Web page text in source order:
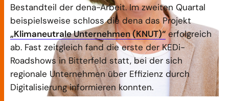
Bestandteil der dena-Arbeit. Im zweiten Quartal
beispielsweise schloss die dena das Projekt
„Klimaneutrale Unternehmen (KNUT)“erfolgreich
ab. Fast zeitgleich fand die erste der KEDi-
Roadshows in Bitterfeld statt, bei der sich
regionale Unternehmen über Effizienz durch
Digitalisierung informieren konnten.